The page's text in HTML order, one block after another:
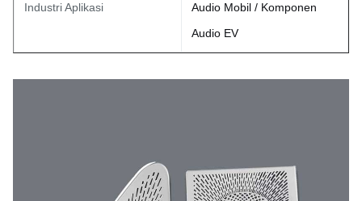
Industri Aplikasi
Audio Mobil / Komponen
Audio EV